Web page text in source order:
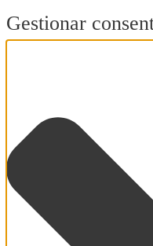
Gestionar